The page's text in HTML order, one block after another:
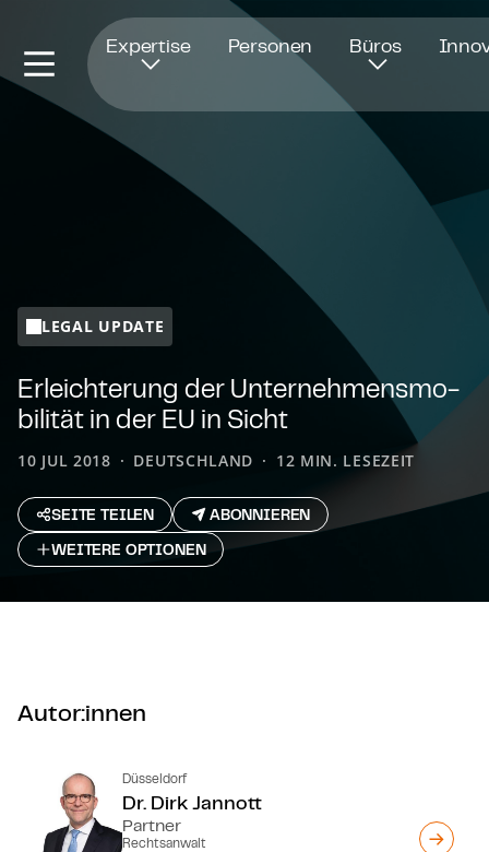
Expertise Personen Büros
LEGAL UPDATE
Erleichterung der Un­ter­neh­mens­mo­
bi­li­tät in der EU in Sicht
10 JUL 2018 DEUTSCHLAND 12 MIN. LESEZEIT
SEITE TEILEN
ABONNIEREN
WEITERE OPTIONEN
Autor:innen
Düsseldorf
Dr. Dirk Jannott
Partner
Rechtsanwalt
Öffnet in einem neuen Fenster